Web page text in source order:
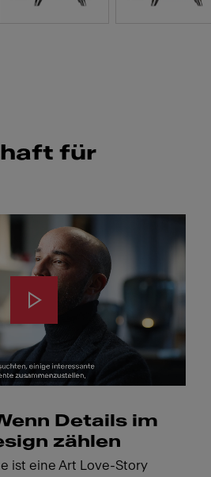
für
Details im
zählen
ist eine Art Love-Story